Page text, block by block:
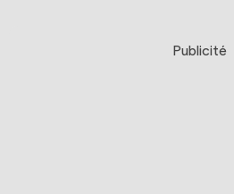
Publicité